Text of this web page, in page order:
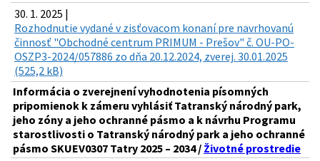
30. 1. 2025 |
Rozhodnutie vydané v zisťovacom konaní pre navrhovanú
činnosť "Obchodné centrum PRIMUM - Prešov" č. OU-PO-
OSZP3-2024/057886 zo dňa 20.12.2024, zverej. 30.01.2025
(525,2 kB)
Informácia o zverejnení vyhodnotenia písomných
pripomienok k zámeru vyhlásiť Tatranský národný park,
jeho zóny a jeho ochranné pásmo a k návrhu Programu
starostlivosti o Tatranský národný park a jeho ochranné
pásmo SKUEV0307 Tatry 2025 – 2034 / Životné prostredie